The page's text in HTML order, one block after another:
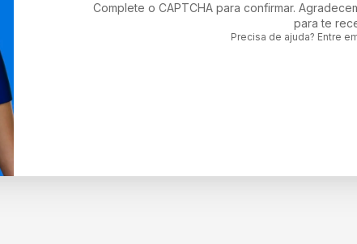
Complete o CAPTCHA para confirmar.
para te
Precisa de ajuda? Entre